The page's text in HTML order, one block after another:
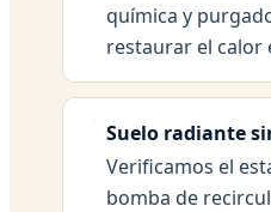
química y
restaurar el calor
Suelo radiante
Verificamos el
bomba de